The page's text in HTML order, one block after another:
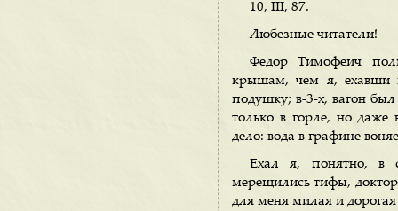
10, III, 87.
Любезные читатели!
Федор Тимофеич
крышам, чем я, ехавши
подушку; в-3-х, вагон
только в горле, но даже
дело: вода в графине
Ехал я, понятно, в
мерещились тифы,
для меня милая и